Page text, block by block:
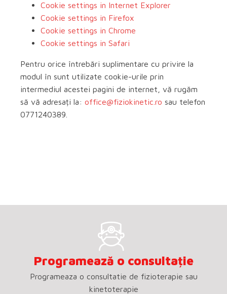
Cookie settings in Internet Explorer
Cookie settings in Firefox
Cookie settings in Chrome
Cookie settings in Safari
Pentru orice întrebări suplimentare cu privire la
modul în sunt utilizate cookie-urile prin
intermediul acestei pagini de internet, vă rugăm
să vă adresați la: office@fiziokinetic.ro sau telefon
0771240389.
Programează o consultație
Programeaza o consultatie de fizioterapie sau
kinetoterapie